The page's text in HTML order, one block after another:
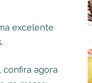
excelente
confira agora